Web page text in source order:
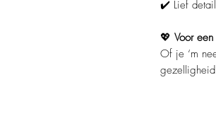
✔️ Lief
💖 Voor
Of je ‘m